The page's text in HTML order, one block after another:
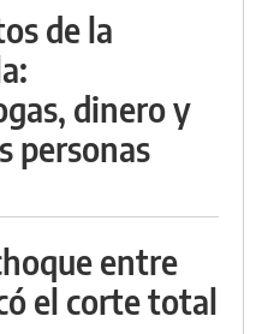
de la
dinero y
personas
entre
el corte total